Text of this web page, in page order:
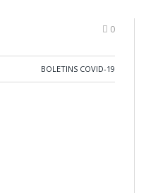
0
BOLETINS COVID-19